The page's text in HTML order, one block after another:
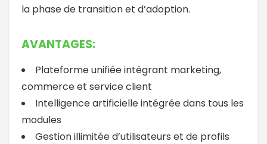
la phase de transition et d’adoption.
AVANTAGES:
Plateforme unifiée intégrant marketing,
commerce et service client
Intelligence artificielle intégrée dans tous les
modules
Gestion illimitée d’utilisateurs et de profils